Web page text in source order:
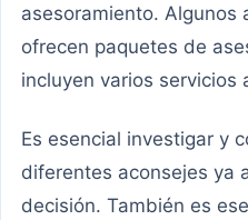
asesoramiento. Algunos
ofrecen paquetes de
incluyen varios servicios
Es esencial investigar y
diferentes aconsejes ya
decisión. También es